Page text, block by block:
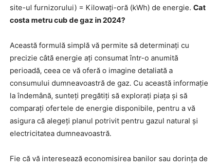
site-ul furnizorului) = Kilowați-oră (kWh) de energie. Cat
costa metru cub de gaz in 2024?
Această formulă simplă vă permite să determinați cu
precizie câtă energie ați consumat într-o anumită
perioadă, ceea ce vă oferă o imagine detaliată a
consumului dumneavoastră de gaz. Cu această informație
la îndemână, sunteți pregătiți să explorați piața și să
comparați ofertele de energie disponibile, pentru a vă
asigura că alegeți planul potrivit pentru gazul natural și
electricitatea dumneavoastră.
Fie că vă interesează economisirea banilor sau dorința de